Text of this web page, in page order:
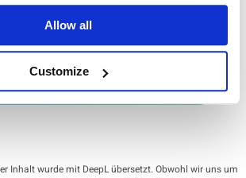
Allow all
Customize
Inhalt wurde mit DeepL übersetzt. Obwohl wir uns um